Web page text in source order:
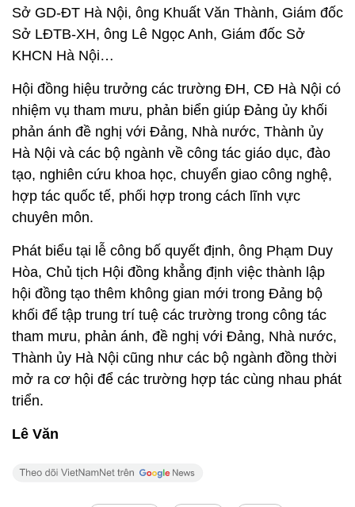
Sở GD-ĐT Hà Nội, ông Khuất Văn Thành, Giám đốc
Sở LĐTB-XH, ông Lê Ngọc Anh, Giám đốc Sở
KHCN Hà Nội…
Hội đồng hiệu trưởng các trường ĐH, CĐ Hà Nội có
nhiệm vụ tham mưu, phản biển giúp Đảng ủy khối
phản ánh đề nghị với Đảng, Nhà nước, Thành ủy
Hà Nội và các bộ ngành về công tác giáo dục, đào
tạo, nghiên cứu khoa học, chuyển giao công nghệ,
hợp tác quốc tế, phối hợp trong cách lĩnh vực
chuyên môn.
Phát biểu tại lễ công bố quyết định, ông Phạm Duy
Hòa, Chủ tịch Hội đồng khẳng định việc thành lập
hội đồng tạo thêm không gian mới trong Đảng bộ
khối để tập trung trí tuệ các trường trong công tác
tham mưu, phản ánh, đề nghị với Đảng, Nhà nước,
Thành ủy Hà Nội cũng như các bộ ngành đồng thời
mở ra cơ hội để các trường hợp tác cùng nhau phát
triển.
Lê Văn